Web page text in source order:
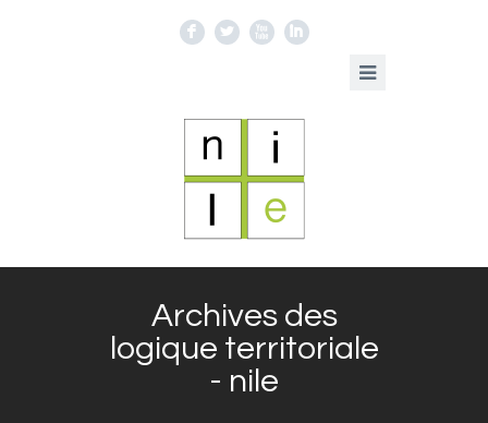
F L X I
Archives des
logique territoriale
- nile